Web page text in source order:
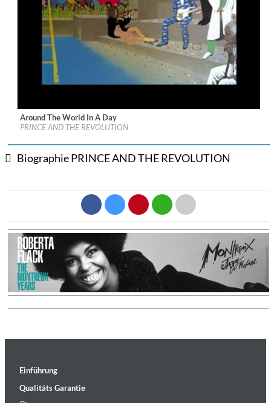
Label:Warner Music Group
Genre:Pop
Around The World In A Day
PRINCE AND THE REVOLUTION
Biographie PRINCE AND THE REVOLUTION
Einführung
Qualitäts Garantie